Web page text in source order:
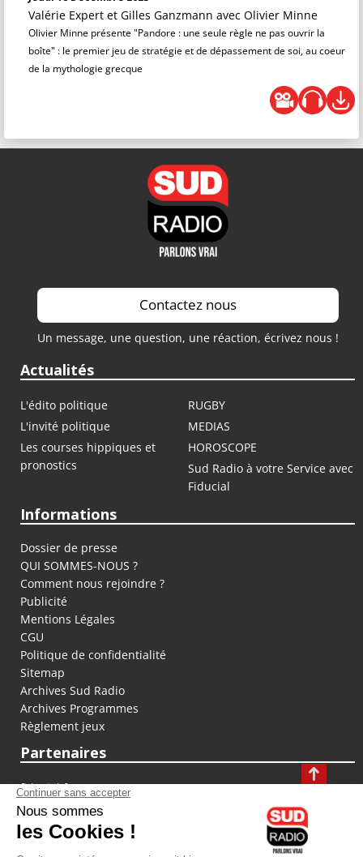
Valérie Expert et Gilles Ganzmann avec Olivier Minne
Olivier Minne présente "Pandore : une seule règle ne pas ouvrir la
boîte" : le premier jeu de stratégie et de dépassement de soi, au coeur
de la mythologie grecque
Contactez nous
Un message, une question, une réaction, écrivez nous !
Actualités
L'édito politique
RUGBY
L'invité politique
MEDIAS
Les courses hippiques et
pronostics
HOROSCOPE
Sud Radio à votre Service avec
Fiducial
Informations
Dossier de presse
QUI SOMMES-NOUS ?
Comment nous rejoindre ?
Publicité
Mentions Légales
CGU
Politique de confidentialité
Sitemap
Archives Sud Radio
Archives Programmes
Règlement jeux
Partenaires
fiducial.fr
lyoncapitale.fr
olympique-et-lyonnais.com